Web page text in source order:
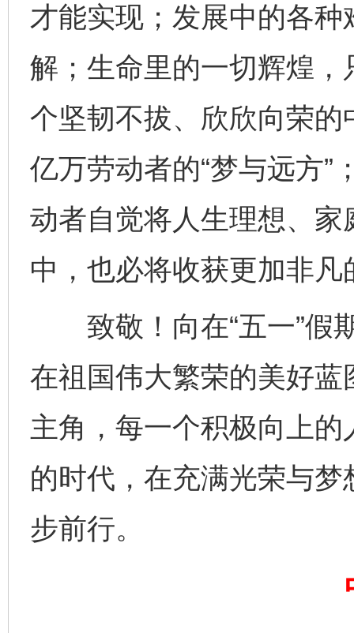
才能实现；发展中的各
解；生命里的一切辉煌
个坚韧不拔、欣欣向荣
亿万劳动者的“梦与远方”
动者自觉将人生理想、
中，也必将收获更加非凡
致敬！向在“五一”假
在祖国伟大繁荣的美好
主角，每一个积极向上
的时代，在充满光荣与
步前行。